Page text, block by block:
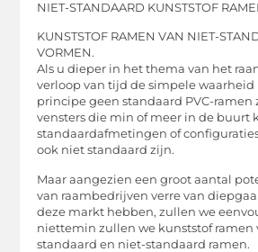
NIET-STANDAARD KUNSTSTOF
KUNSTSTOF RAMEN VAN NIET-
VORMEN.
Als u dieper in het thema van het
verloop van tijd de simpele waarheid
principe geen standaard PVC-ramen
vensters die min of meer in de buurt
standaardafmetingen of
ook niet standaard zijn.
Maar aangezien een groot aantal
van raambedrijven verre van
deze markt hebben, zullen we
niettemin zullen we kunststof ramen
standaard en niet-standaard ramen.